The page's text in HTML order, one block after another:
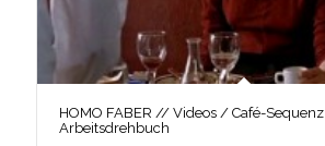
HOMO FABER // Videos / Café-Sequenz
Arbeitsdrehbuch